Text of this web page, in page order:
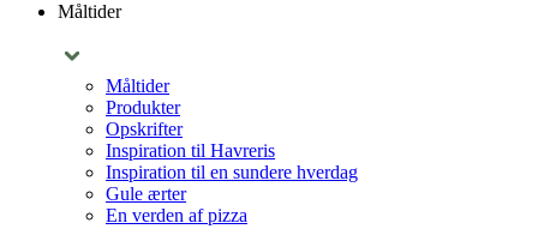
Måltider
Måltider
Produkter
Opskrifter
Inspiration til Havreris
Inspiration til en sundere hverdag
Gule ærter
En verden af pizza